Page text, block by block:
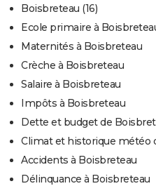
Boisbreteau (16)
Ecole primaire à
Maternités à Boisbreteau
Crèche à Boisbreteau
Salaire à Boisbreteau
Impôts à Boisbreteau
Dette et budget de
Climat et historique météo
Accidents à Boisbreteau
Délinquance à Boisbreteau